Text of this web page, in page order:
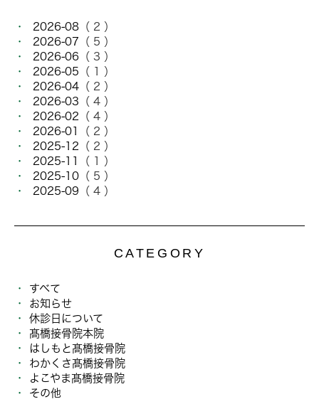
2026-08 （ 2 ）
2026-07 （ 5 ）
2026-06 （ 3 ）
2026-05 （ 1 ）
2026-04 （ 2 ）
2026-03 （ 4 ）
2026-02 （ 4 ）
2026-01
（ 2 ）
2025-12 （ 2 ）
2025-11
（ 1 ）
2025-10 （ 5 ）
2025-09 （ 4 ）
CATEGORY
すべて
お知らせ
休診日について
髙橋接骨院本院
はしもと髙橋接骨院
わかくさ髙橋接骨院
よこやま髙橋接骨院
その他